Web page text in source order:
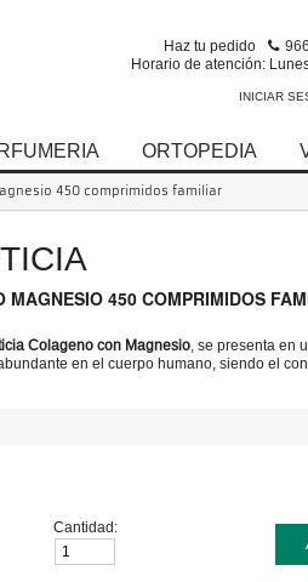
Haz tu pedido
Horario de atención:
INICIAR
ORTOPEDIA
450 comprimidos familiar
450 COMPRIMIDOS
Colageno con Magnesio, se presenta en
en el cuerpo humano, siendo el
Cantidad: